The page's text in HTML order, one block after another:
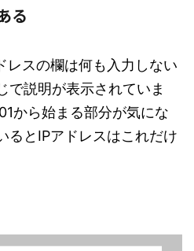
る
レスの欄は何も入力しない
で説明が表示されていま
から始まる部分が気にな
るとIPアドレスはこれだけ